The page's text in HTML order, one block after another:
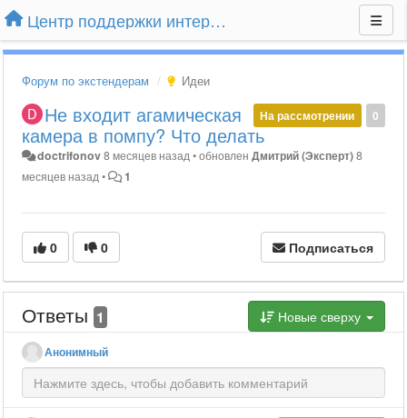
Центр поддержки интернет-магазина Extender24.ru
Форум по экстендерам Идеи
0
На рассмотрении
Не входит агамическая
камера в помпу? Что делать
doctrifonov8 месяцев назад•обновленДмитрий (Эксперт)8
месяцев назад• 1
0 0 Подписаться
Ответы 1 Новые сверху
Анонимный